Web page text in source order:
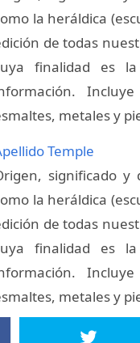
la heráldica
de todas
finalidad es
metales y
Temple
significado y
la heráldica
de todas
finalidad es
metales y